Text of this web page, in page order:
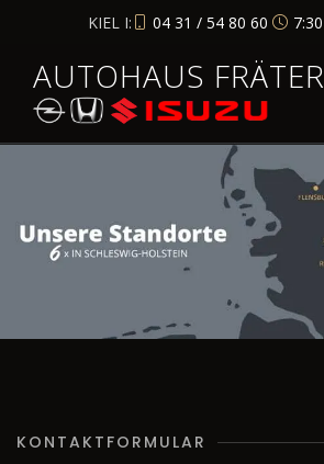
KIEL I: 04 31 / 54 80 60
AUTOHAUS FRÄTER
KONTAKTFORMULAR